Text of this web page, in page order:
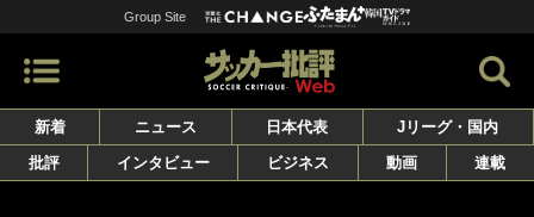
Group Site
新着 ニュース 日本代表
Jリーグ・国内
批評
インタビュー ビジネス 動画 連載